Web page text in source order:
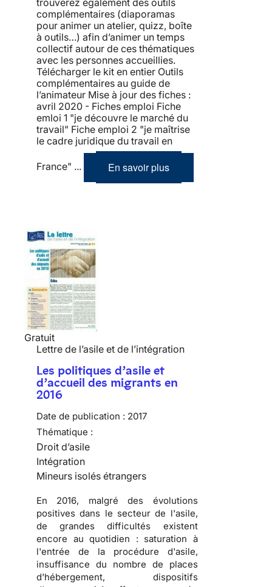
complémentaires (diaporamas
pour animer un atelier, quizz, boîte
à outils…) afin d’animer un temps
collectif autour de ces thématiques
avec les personnes accueillies.
Télécharger le kit en entier Outils
complémentaires au guide de
l’animateur Mise à jour des fiches :
avril 2020 - Fiches emploi Fiche
emloi 1 "je découvre le marché du
travail" Fiche emploi 2 "je maîtrise
le cadre juridique du travail en
France" ... En savoir plus
Gratuit
Lettre de l’asile et de l’intégration
Les politiques d’asile et
d’accueil des migrants en
2016
Date de publication : 2017
Thématique :
Droit d’asile
Intégration
Mineurs isolés étrangers
En 2016, malgré des évolutions
positives dans le secteur de l'asile,
de grandes difficultés existent
encore au quotidien : saturation à
l'entrée de la procédure d'asile,
insuffisance du nombre de places
d'hébergement, dispositifs